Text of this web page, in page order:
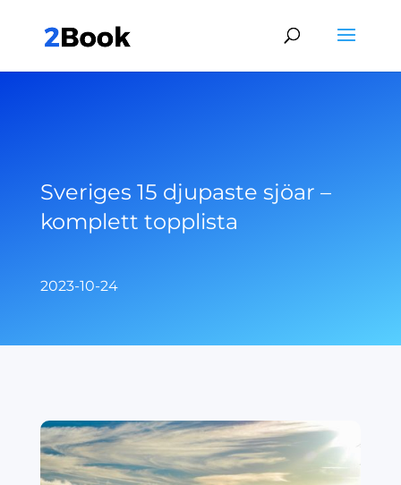
Sveriges 15 djupaste sjöar –
komplett topplista
2023-10-24